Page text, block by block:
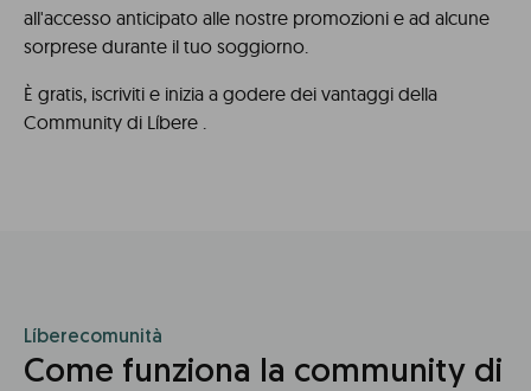
all'accesso anticipato alle nostre promozioni e ad alcune
sorprese durante il tuo soggiorno.
È gratis, iscriviti e inizia a godere dei vantaggi della
Community di Líbere .
Líberecomunità
Come funziona la community di